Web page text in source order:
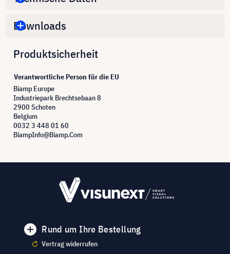
Downloads
Produktsicherheit
Verantwortliche Person für die EU
Biamp Europe
Industriepark Brechtsebaan 8
2900 Schoten
Belgium
0032 3 448 01 60
BiampInfo@Biamp.Com
Rund um Ihre Bestellung
Vertrag widerrufen